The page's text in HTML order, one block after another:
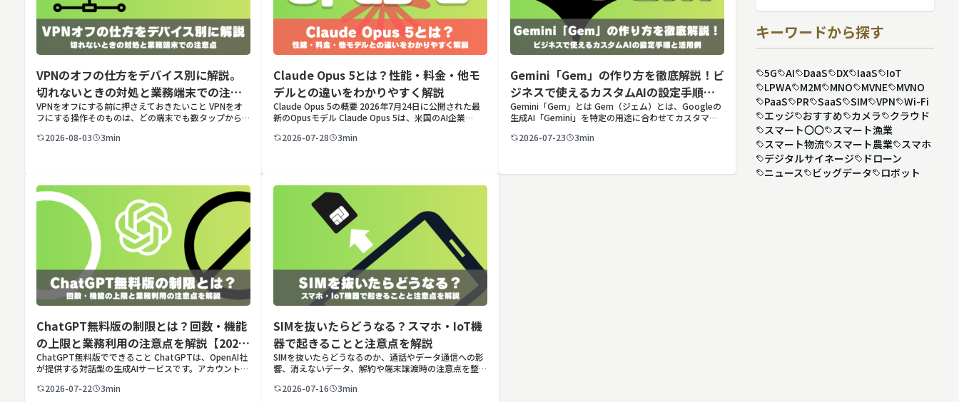
VPNのオフの仕方をデバイス別に解説。
切れないときの対処と業務端末での注意
点
VPNをオフにする前に押さえておきたいこと VPNをオ
フにする操作そのものは、どの端末でも数タップから数
手順よりも「そもそも切ってよいのか」という判断のほ
2026-08-03 3min
Claude Opus 5とは？性能・料金・他モ
デルとの違いをわかりやすく解説
Claude Opus 5の概要 2026年7月24日に公開された最
新のOpusモデル Claude Opus 5は、米国のAI企業
した最新のOpusクラス […]
2026-07-28 3min
Gemini「Gem」の作り方を徹底解説！ビ
ジネスで使えるカスタムAIの設定手順と
活用例
Gemini「Gem」とは Gem（ジェム）とは、Googleの
生成AI「Gemini」を特定の用途に合わせてカスタマイ
「カスタム指示」として登録しておくことで、毎回長い
2026-07-23 3min
ChatGPT無料版の制限とは？回数・機能
の上限と業務利用の注意点を解説【2026
年最新】
ChatGPT無料版でできること ChatGPTは、OpenAI社
が提供する対話型の生成AIサービスです。アカウントを
は、標準モデルとして「GPT-5.5 Insta […]
2026-07-22 3min
SIMを抜いたらどうなる？スマホ・IoT機
器で起きることと注意点を解説
SIMを抜いたらどうなるのか、通話やデータ通信への影
響、消えないデータ、解約や端末譲渡時の注意点を整
止リスクと回線管理の考え方まで、現場担当者向けにわ
2026-07-16 3min
キーワードから探す
5G AI DaaS DX IaaS
IoT
LPWA
M2M MNO MVNE
MVNO
PaaS
PR SaaS SIM VPN
Wi-Fi
エッジ
おすすめ カメラ
クラウド
スマート〇〇
スマート漁業
スマート物流
スマート農業
スマホ
デジタルサイネージ
ドローン
ニュース
ビッグデータ ロボット